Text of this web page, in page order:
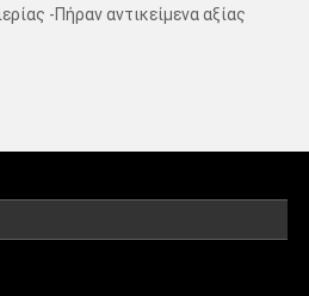
-Πήραν αντικείμενα αξίας